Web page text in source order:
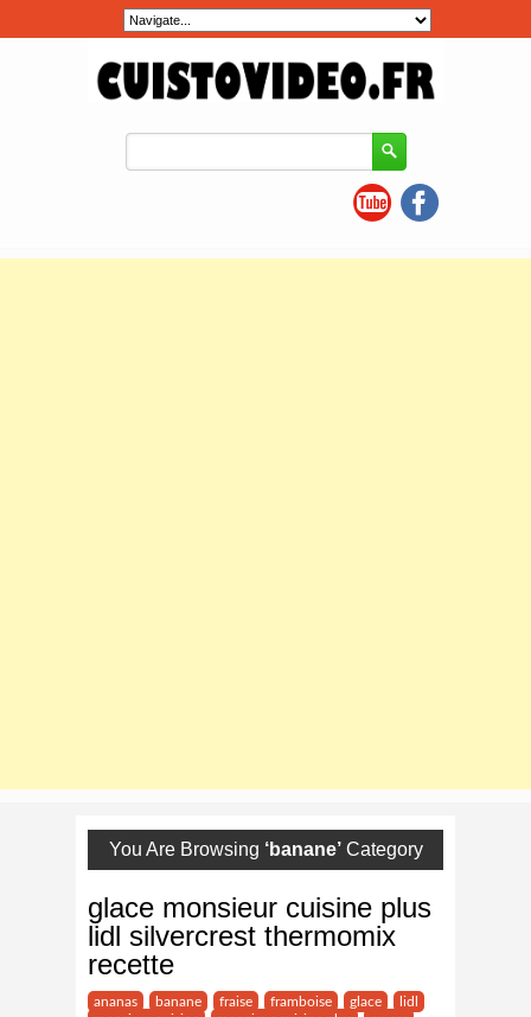
You Are Browsing ‘banane’Category
glace monsieur cuisine plus
lidl silvercrest thermomix
recette
ananas banane fraise framboise glace
lidl